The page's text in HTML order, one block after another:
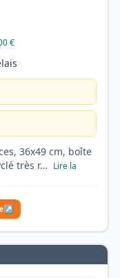
€
36x49 cm, boîte
très r… Lire la
↗